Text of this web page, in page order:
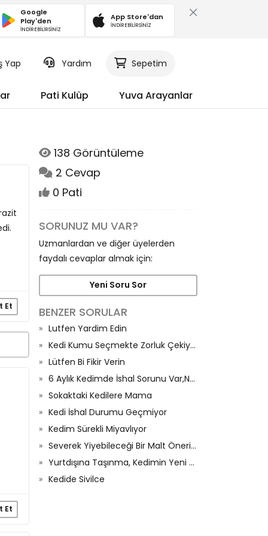
Google
Play'den
İNDİREBİLİRSİNİZ
App Store'dan
İNDİREBİLİRSİNİZ
Yap Yardım Sepetim
Pati Kulüp Yuva Arayanlar
Et
Et
138 Görüntüleme
2 Cevap
0 Pati
SORUNUZ MU VAR?
Uzmanlardan ve diğer üyelerden
faydalı cevaplar almak için:
Yeni Soru Sor
BENZER SORULAR
Lutfen Yardim Edin
Kedi Kumu Seçmekte Zorluk Çekiyorum
Lütfen Bi Fikir Verin
6 Aylık Kedimde İshal Sorunu Var,Neden Olur?
Sokaktaki Kedilere Mama
Kedi İshal Durumu Geçmiyor
Kedim Sürekli Miyavlıyor
Severek Yiyebileceği Bir Malt Önerisi Olan Var Mı
Yurtdışına Taşınma, Kedimin Yeni Düzenine Alışma Süreci Ve İştahı
Kedide Sivilce